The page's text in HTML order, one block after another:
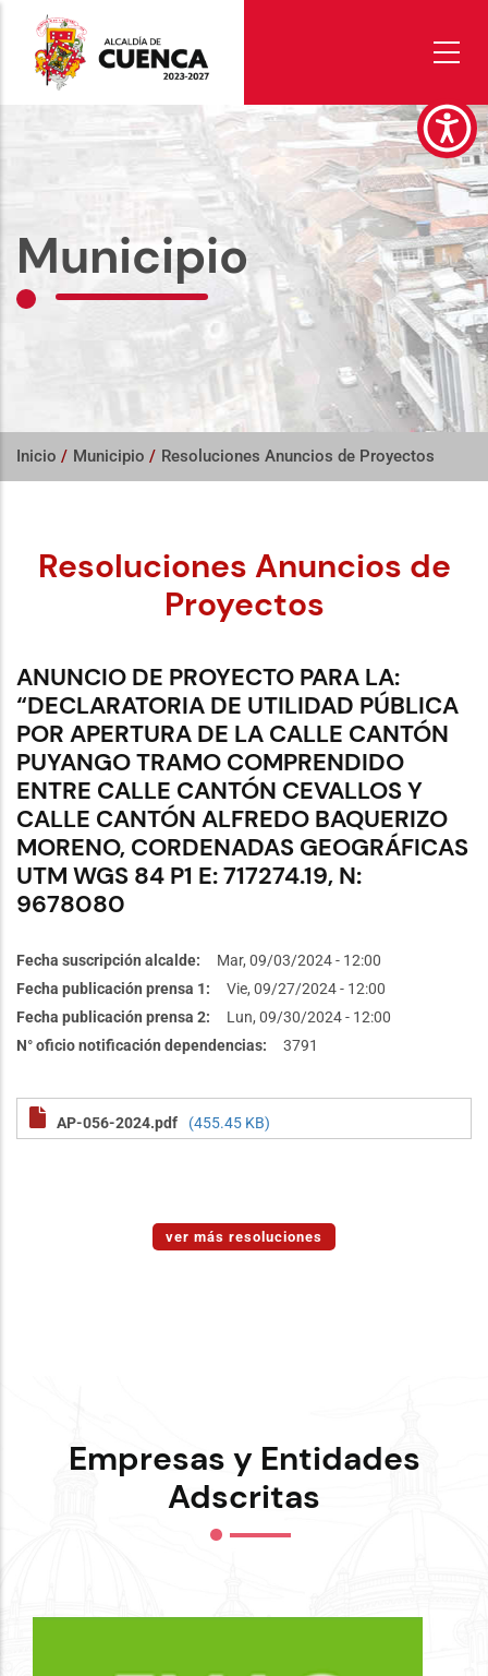
contenido
principal
Municipio
Inicio / Municipio / Resoluciones Anuncios de Proyectos
Resoluciones Anuncios de
Proyectos
ANUNCIO DE PROYECTO PARA LA:
“DECLARATORIA DE UTILIDAD PÚBLICA
POR APERTURA DE LA CALLE CANTÓN
PUYANGO TRAMO COMPRENDIDO
ENTRE CALLE CANTÓN CEVALLOS Y
CALLE CANTÓN ALFREDO BAQUERIZO
MORENO, CORDENADAS GEOGRÁFICAS
UTM WGS 84 P1 E: 717274.19, N:
9678080
Fecha suscripción alcalde
Mar, 09/03/2024 - 12:00
Fecha publicación prensa 1
Vie, 09/27/2024 - 12:00
Fecha publicación prensa 2
Lun, 09/30/2024 - 12:00
N° oficio notificación dependencias
3791
AP-056-2024.pdf (455.45 KB)
ver más resoluciones
Empresas y Entidades
Adscritas